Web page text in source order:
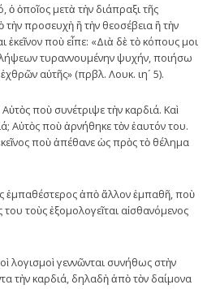
ὁ ὁποῖος μετὰ τὴν διάπραξι τῆς
τὴν προσευχὴ ἢ τὴν θεοσέβεια ἢ τὴν
ἐκεῖνον ποὺ εἶπε: «Διὰ δὲ τὸ κόπους μοι
τυραννουμένην ψυχήν, ποιήσω
αὐτῆς» (πρβλ. Λουκ. ιη´ 5).
ποὺ συνέτριψε τὴν καρδιά. Καὶ
Αὐτὸς ποὺ ἀρνήθηκε τὸν ἑαυτόν του.
ποὺ ἀπέθανε ὡς πρὸς τὸ θέλημα
ἐμπαθέστερος ἀπὸ ἄλλον ἐμπαθῆ, ποὺ
τοὺς ἐξομολογεῖται αἰσθανόμενος
λογισμοὶ γεννῶνται συνήθως στὴν
τὴν καρδιά, δηλαδὴ ἀπὸ τὸν δαίμονα